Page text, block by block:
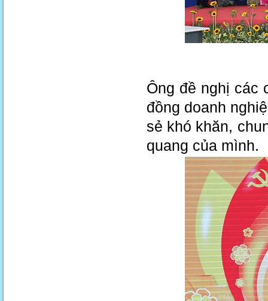
Ông đề nghị các
đồng doanh
sẻ khó khăn,
quang của